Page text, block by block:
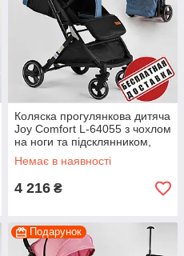
Коляска прогулянкова дитяча
Joy Comfort L-64055 з чохлом
на ноги та підсклянником,
колір синій джинс
Немає в наявності
4 216 ₴
Подарунок